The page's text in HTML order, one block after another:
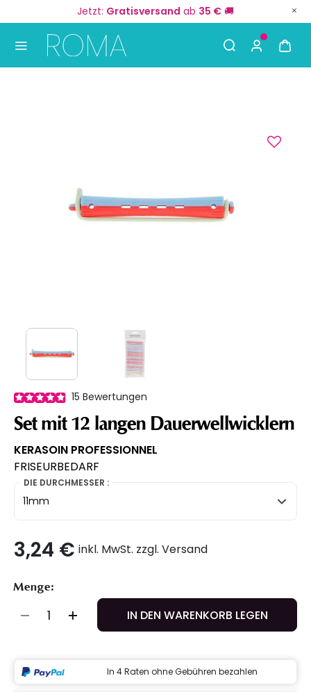
Jetzt: Gratisversand ab 35 € 🚚
15 Bewertungen
Set mit 12 langen Dauerwellwicklern
KERASOIN PROFESSIONNEL
FRISEURBEDARF
DIE DURCHMESSER :
11mm
3,24 € inkl. MwSt. zzgl. Versand
Menge:
IN DEN WARENKORB LEGEN
In 4 Raten ohne Gebühren bezahlen